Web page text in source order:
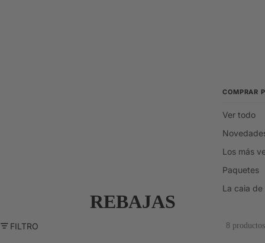
COMPRAR
Ver todo
Los más
Paquetes
La caja
REBAJAS
FILTRO 8 productos